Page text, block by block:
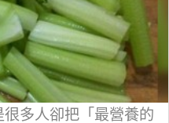
多人卻把「最營養的